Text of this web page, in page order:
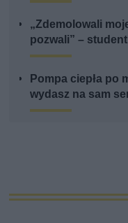
„Zdemolowali
pozwali” –
Pompa ciepła po
wydasz na sam